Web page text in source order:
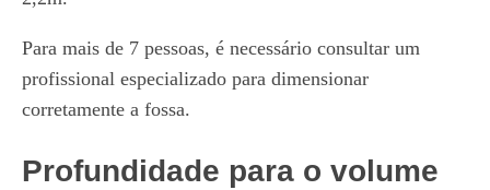
Para mais de 7 pessoas, é necessário consultar um
profissional especializado para dimensionar
corretamente a fossa.
Profundidade para o volume